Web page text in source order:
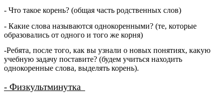
- Что такое корень? (общая часть родственных слов)
- Какие слова называются однокоренными? (те, которые
образовались от одного и того же корня)
-Ребята, после того, как вы узнали о новых понятиях, какую
учебную задачу поставите? (будем учиться находить
однокоренные слова, выделять корень).
- Физкультминутка